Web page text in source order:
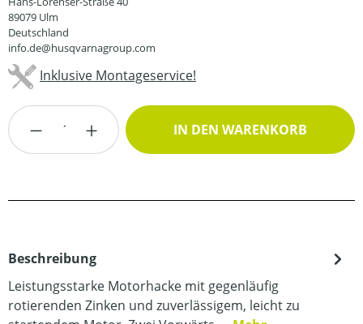
89079 Ulm
Deutschland
info.de@husqvarnagroup.com
Inklusive Montageservice!
Produkt Anzahl: Gib den gewünschten
IN DEN WARENKORB
Beschreibung
Leistungsstarke Motorhacke mit gegenläufig
rotierenden Zinken und zuverlässigem, leicht zu